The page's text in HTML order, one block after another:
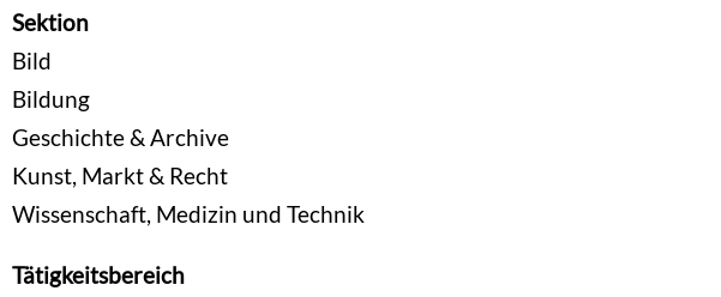
Sektion
Bild
Bildung
Geschichte & Archive
Kunst, Markt & Recht
Wissenschaft, Medizin und Technik
Tätigkeitsbereich